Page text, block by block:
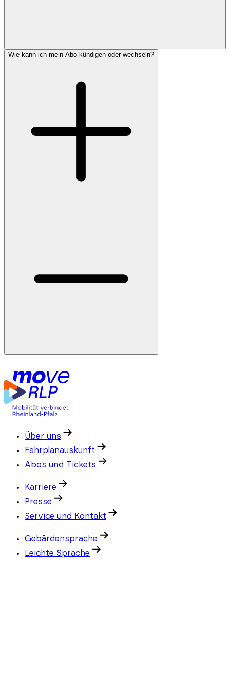
Wie kann ich mein Abo kündigen oder wechseln?
Über uns
Fahrplanauskunft
Abos und Tickets
Karriere
Presse
Service und Kontakt
Gebärdensprache
Leichte Sprache